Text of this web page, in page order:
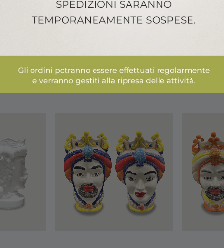
ALTRI PRODOTTI ARCA ITALY